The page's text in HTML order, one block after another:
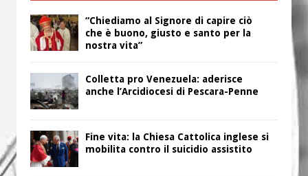
“Chiediamo al Signore di capire ciò
che è buono, giusto e santo per la
nostra vita”
Colletta pro Venezuela: aderisce
anche l’Arcidiocesi di Pescara-Penne
Fine vita: la Chiesa Cattolica inglese si
mobilita contro il suicidio assistito